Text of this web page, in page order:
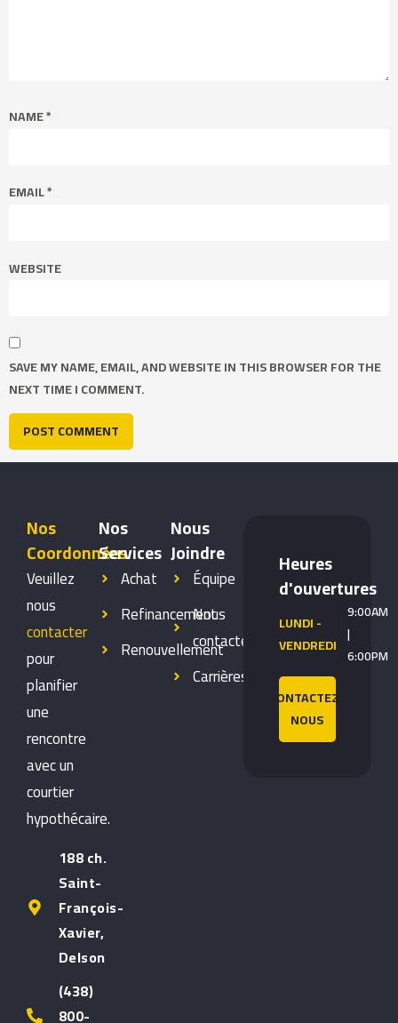
NAME*
EMAIL*
WEBSITE
SAVE MY NAME, EMAIL, AND WEBSITE IN THIS BROWSER FOR THE
NEXT TIME I COMMENT.
Nos
Coordonnées
Veuillez
nous
contacter
pour
planifier
une
rencontre
avec un
courtier
hypothécaire.
188 ch.
Saint-
François-
Xavier,
Delson
(438)
800-
Nos
Services
Achat
Refinancement
Renouvellement
Nous
Joindre
Équipe
Nous
contacter
Carrières
Heures
d'ouvertures
LUNDI -
VENDREDI
9:00AM
|
6:00PM
CONTACTEZ-
NOUS